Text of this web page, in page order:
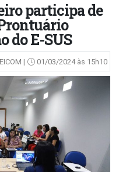
participa de
do E-SUS
| 01/03/2024 às 15h10